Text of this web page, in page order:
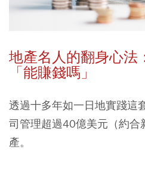
地產名人的翻身心法
「能賺錢嗎」
透過十多年如一日地實踐這
司管理超過40億美元（約
產。